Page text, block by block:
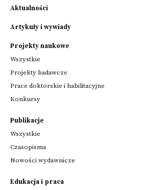
Aktualności
Artykuły i wywiady
Projekty naukowe
Wszystkie
Projekty badawcze
Prace doktorskie i habilitacyjne
Konkursy
Publikacje
Wszystkie
Czasopisma
Nowości wydawnicze
Edukacja i praca